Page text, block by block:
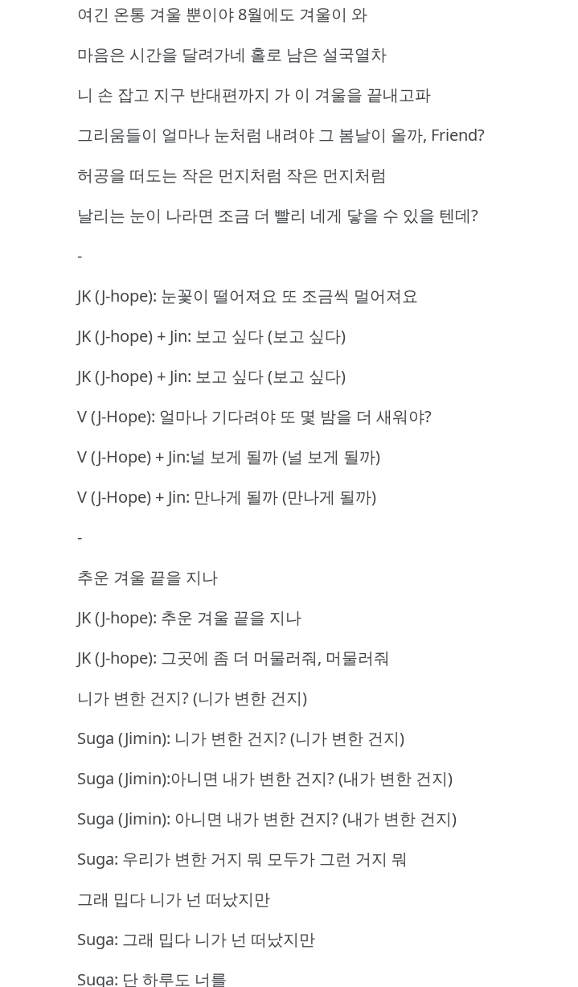
여긴 온통 겨울 뿐이야 8월에도 겨울이 와
마음은 시간을 달려가네 홀로 남은 설국열차
니 손 잡고 지구 반대편까지 가 이 겨울을 끝내고파
그리움들이 얼마나 눈처럼 내려야 그 봄날이 올까, Friend?
허공을 떠도는 작은 먼지처럼 작은 먼지처럼
날리는 눈이 나라면 조금 더 빨리 네게 닿을 수 있을 텐데?
-
JK (J-hope): 눈꽃이 떨어져요 또 조금씩 멀어져요
JK (J-hope) + Jin: 보고 싶다 (보고 싶다)
JK (J-hope) + Jin: 보고 싶다 (보고 싶다)
V (J-Hope): 얼마나 기다려야 또 몇 밤을 더 새워야?
V (J-Hope) + Jin:널 보게 될까 (널 보게 될까)
V (J-Hope) + Jin: 만나게 될까 (만나게 될까)
-
추운 겨울 끝을 지나
JK (J-hope): 추운 겨울 끝을 지나
JK (J-hope): 그곳에 좀 더 머물러줘, 머물러줘
니가 변한 건지? (니가 변한 건지)
Suga (Jimin): 니가 변한 건지? (니가 변한 건지)
Suga (Jimin):아니면 내가 변한 건지? (내가 변한 건지)
Suga (Jimin): 아니면 내가 변한 건지? (내가 변한 건지)
Suga: 우리가 변한 거지 뭐 모두가 그런 거지 뭐
그래 밉다 니가 넌 떠났지만
Suga: 그래 밉다 니가 넌 떠났지만
Suga: 단 하루도 너를